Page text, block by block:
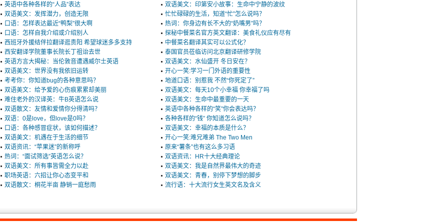
英语中各种各样的“人品”表达
双语美文：印第安小故事：生命中宁静的波纹
双语美文：发挥潜力，创造无限
忙忙碌碌的生活，知道“忙”怎么说吗？
口语：怎样表达最近“鸭梨”很大啊
热词：你身边有长不大的“奶嘴男”吗？
口语：怎样自我介绍或介绍别人
探秘中餐菜名官方英文翻译：美食礼仪应有尽有
西班牙外援结伴拉翻译逛贵阳 希望球迷多多支持
中餐菜名翻译其实可以公式化？
西安翻译学院董事长院长丁祖诒去世
泰国官员莅临访问北京翻译研修学院
英语方言大揭秘：当伦敦音遭遇威尔士英语
双语美文：水仙盛开 冬日安在？
双语美文：世界没有我依旧运转
开心一笑:学习一门外语的重要性
考考你：你知道bug的各种意思吗？
地道口语：别惹我 不然“你死定了”
双语美文：给予爱的心伤痕累累却美丽
双语美文：每天10个小幸福 你幸福了吗
难住老外的汉译英：牛B英语怎么说
双语美文：生命中最重要的一天
双语散文：友情和爱情你分得清吗？
英语中各种各样的“笑”你会表达吗？
双语：0是love，但love是0吗？
各种各样的“钱” 你知道怎么说吗？
口语：各种感冒症状，该如何描述？
双语美文：幸福的本质是什么？
双语美文：机遇在于生活的细节
开心一笑:难兄难弟 The Two Men
双语资讯：“苹果迷”的新称呼
原来“薯条”也有这么多习语
热词：“面试筛选”英语怎么说？
双语资讯：HR十大经典理论
双语美文：所有事皆需全力以赴
双语美文：我是自然界最伟大的奇迹
职场英语：六招让你心态变平和
双语美文：青春，别停下梦想的脚步
双语散文：桐花半亩 静销一庭愁雨
流行语：十大流行女生英文名及含义